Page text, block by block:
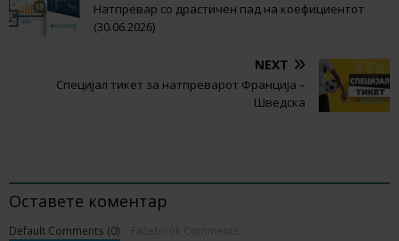
Натпревар со драстичен пад на коефициентот
(30.06.2026)
NEXT
Специјал тикет за натпреварот Франција –
Шведска
Оставете коментар
Default Comments (0)